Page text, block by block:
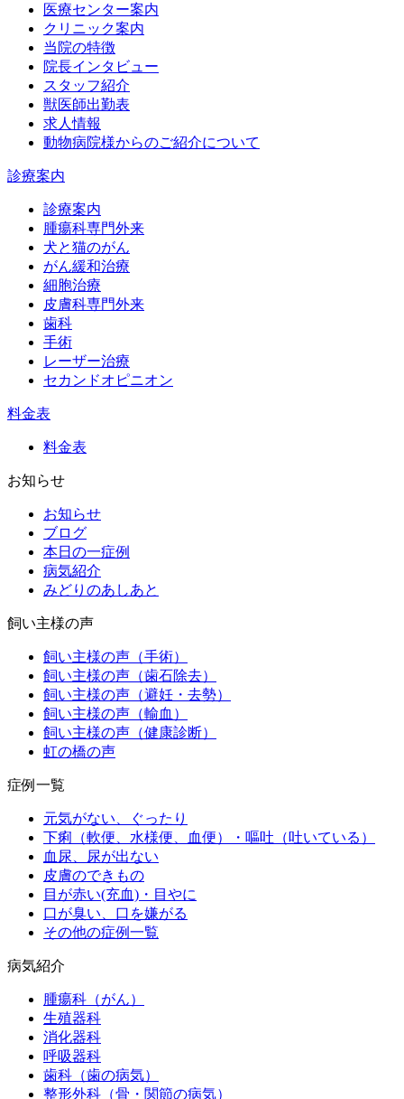
医療センター案内
クリニック案内
当院の特徴
院長インタビュー
スタッフ紹介
獣医師出勤表
求人情報
動物病院様からのご紹介について
診療案内
診療案内
腫瘍科専門外来
犬と猫のがん
がん緩和治療
細胞治療
皮膚科専門外来
歯科
手術
レーザー治療
セカンドオピニオン
料金表
料金表
お知らせ
お知らせ
ブログ
本日の一症例
病気紹介
みどりのあしあと
飼い主様の声
飼い主様の声（手術）
飼い主様の声（歯石除去）
飼い主様の声（避妊・去勢）
飼い主様の声（輸血）
飼い主様の声（健康診断）
虹の橋の声
症例一覧
元気がない、ぐったり
下痢（軟便、水様便、血便）・嘔吐（吐いている）
血尿、尿が出ない
皮膚のできもの
目が赤い(充血)・目やに
口が臭い、口を嫌がる
その他の症例一覧
病気紹介
腫瘍科（がん）
生殖器科
消化器科
呼吸器科
歯科（歯の病気）
整形外科（骨・関節の病気）